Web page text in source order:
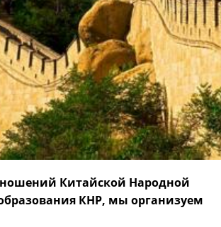
Китайской Народной
КНР, мы организуем